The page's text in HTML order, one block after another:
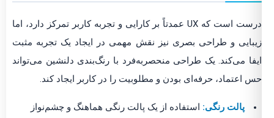
درست است که UX عمدتاً بر کارایی و تجربه کاربر تمرکز دارد، اما
زیبایی و طراحی بصری نیز نقش مهمی در ایجاد یک تجربه مثبت
ایفا می‌کند. یک طراحی منحصربه‌فرد با رنگ‌بندی دلنشین می‌تواند
حس اعتماد، حرفه‌ای بودن و مطلوبیت را در کاربر ایجاد کند.
پالت رنگی: استفاده از یک پالت رنگی هماهنگ و چشم‌نواز